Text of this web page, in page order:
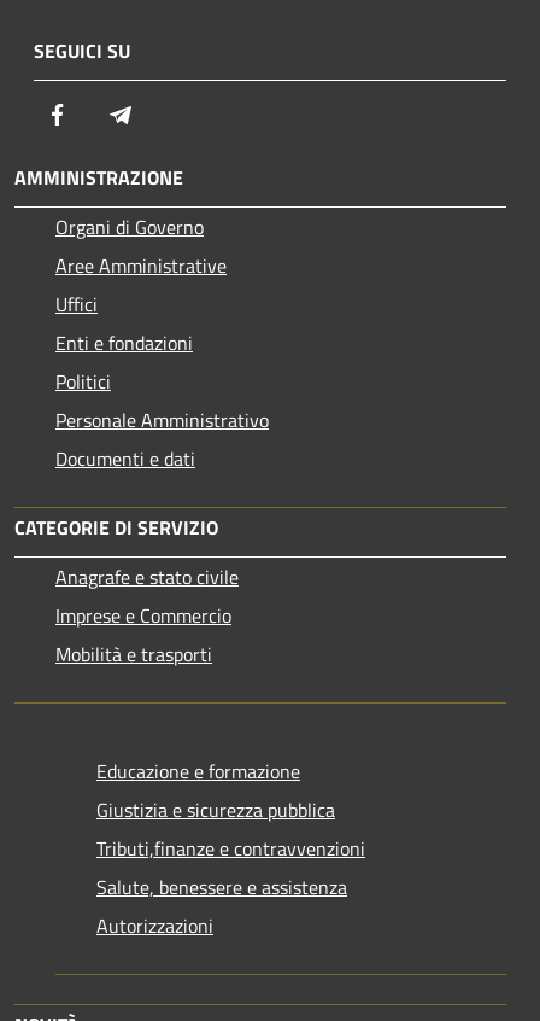
SEGUICI SU
Facebook
AMMINISTRAZIONE
Organi di Governo
Aree Amministrative
Uffici
Enti e fondazioni
Politici
Personale Amministrativo
Documenti e dati
CATEGORIE DI SERVIZIO
Anagrafe e stato civile
Imprese e Commercio
Mobilità e trasporti
Educazione e formazione
Giustizia e sicurezza pubblica
Tributi,finanze e contravvenzioni
Salute, benessere e assistenza
Autorizzazioni